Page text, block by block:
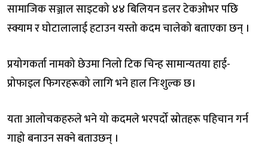
सामाजिक सञ्जाल साइटको ४४ बिलियन डलर टेकओभर पछि
स्क्याम र घोटालालाई हटाउन यस्तो कदम चालेको बताएका छन् ।
प्रयोगकर्ता नामको छेउमा निलो टिक चिन्ह सामान्यतया हाई-
प्रोफाइल फिगरहरूको लागि भने हाल निःशुल्क छ।
यता आलोचकहरुले भने यो कदमले भरपर्दो स्रोतहरू पहिचान गर्न
गाह्रो बनाउन सक्ने बताउछन् ।